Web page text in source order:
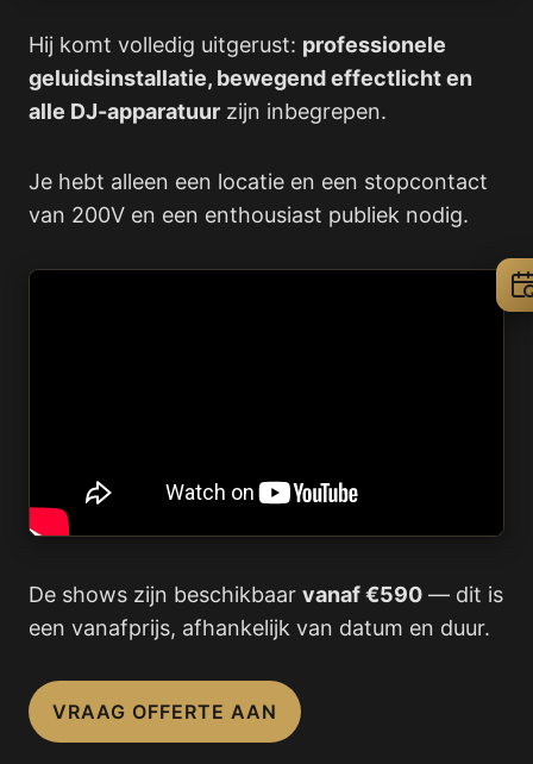
Hij komt volledig uitgerust: professionele
geluidsinstallatie, bewegend effectlicht en
alle DJ-apparatuur zijn inbegrepen.
Je hebt alleen een locatie en een stopcontact
van 200V en een enthousiast publiek nodig.
De shows zijn beschikbaar vanaf €590 — dit is
een vanafprijs, afhankelijk van datum en duur.
VRAAG OFFERTE AAN